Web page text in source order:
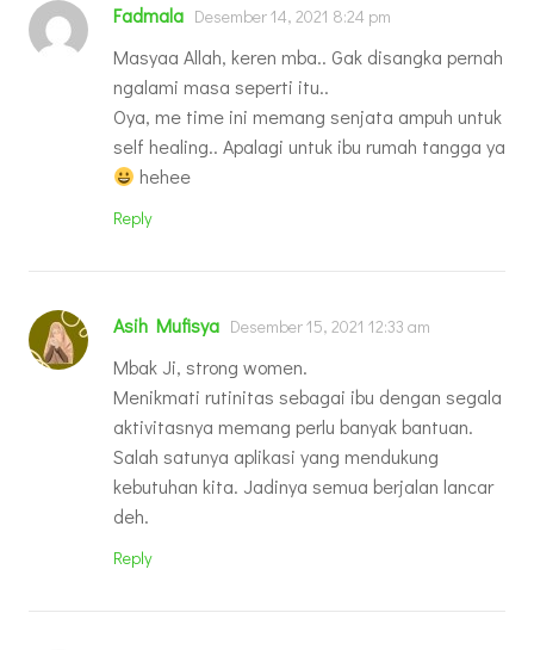
Fadmala Desember 14, 2021 8:24 pm
Masyaa Allah, keren mba.. Gak disangka pernah
ngalami masa seperti itu..
Oya, me time ini memang senjata ampuh untuk
self healing.. Apalagi untuk ibu rumah tangga ya
hehee
Reply
Asih Mufisya Desember 15, 2021 12:33 am
Mbak Ji, strong women.
Menikmati rutinitas sebagai ibu dengan segala
aktivitasnya memang perlu banyak bantuan.
Salah satunya aplikasi yang mendukung
kebutuhan kita. Jadinya semua berjalan lancar
deh.
Reply